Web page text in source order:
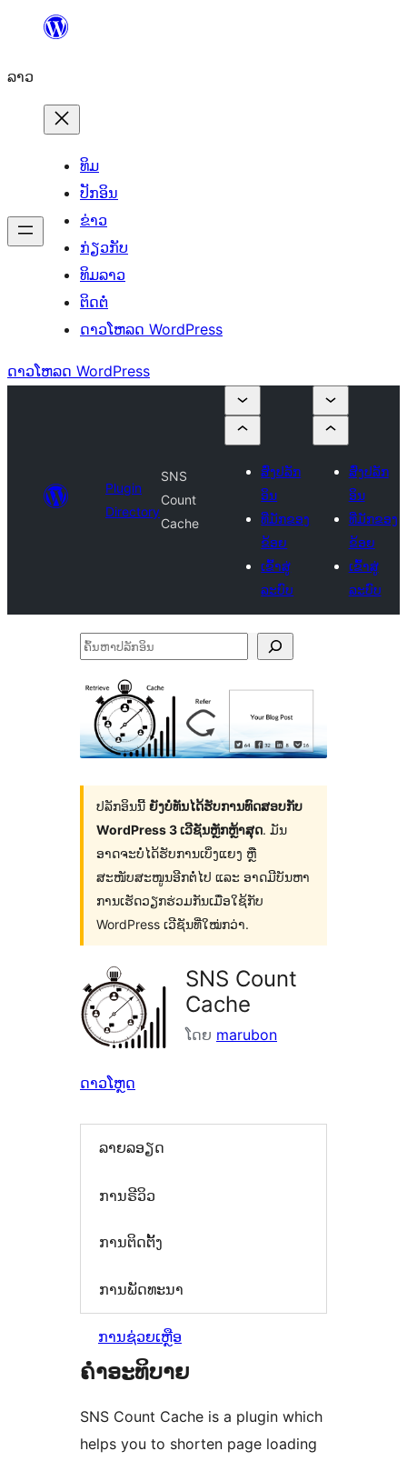
ທີ່
ເນື້ອຫາ
ລາວ
ທິມ
ປັກອິນ
ຂ່າວ
ກ່ຽວກັບ
ທິມລາວ
ຕິດຕໍ່
ດາວໂຫລດ WordPress
ດາວໂຫລດ WordPress
Plugin
Directory
SNS
Count
Cache
ສົ່ງປລັກ
ອິນ
ທີ່ມັກຂອງ
ຂ້ອຍ
ເຂົ້າສູ່
ລະບົບ
ສົ່ງປລັກ
ອິນ
ທີ່ມັກຂອງ
ຂ້ອຍ
ເຂົ້າສູ່
ລະບົບ
ຄົ້ນ
ລັກ
ອິນ
ປລັກອິນນີ້ ຍັງບໍ່ທັນໄດ້ຮັບການທົດສອບກັບ
WordPress 3 ເວີຊັນຫຼັກຫຼ້າສຸດ. ມັນ
ອາດຈະບໍ່ໄດ້ຮັບການເບິ່ງແຍງ ຫຼື
ສະໜັບສະໜູນອີກຕໍ່ໄປ ແລະ ອາດມີບັນຫາ
ການເຮັດວຽກຮ່ວມກັນເມື່ອໃຊ້ກັບ
WordPress ເວີຊັນທີ່ໃໝ່ກວ່າ.
SNS Count
Cache
ໂດຍ marubon
ດາວໂຫຼດ
ລາຍລອຽດ
ການຣີວິວ
ການຕິດຕັ້ງ
ການພັດທະນາ
ການຊ່ວຍເຫຼືອ
ຄຳອະທິບາຍ
SNS Count Cache is a plugin which
helps you to shorten page loading